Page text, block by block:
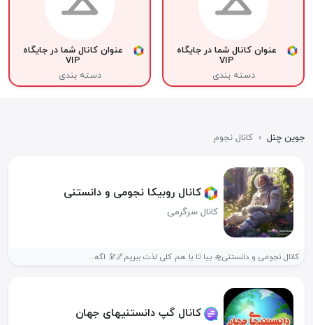
عنوان کانال شما در جایگاه
VIP
دسته بندی
عنوان کانال شما در جایگاه
VIP
دسته بندی
جوین چنل › کانال نجوم
کانال روبیکا نجومی و دانستنی
کانال سرگرمی
کانال نجومی و دانستنی🛸 بیا تا با هم کلی لذت ببریم🌌🔭 اگه...
کانال گپ دانستنیهای جهان